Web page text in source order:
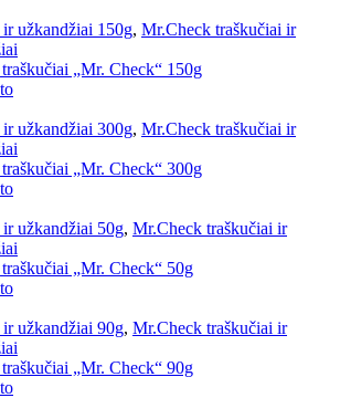
užkandžiai 150g, Mr.Check traškučiai ir
„Mr. Check“ 150g
užkandžiai 300g, Mr.Check traškučiai ir
„Mr. Check“ 300g
užkandžiai 50g, Mr.Check traškučiai ir
„Mr. Check“ 50g
užkandžiai 90g, Mr.Check traškučiai ir
„Mr. Check“ 90g